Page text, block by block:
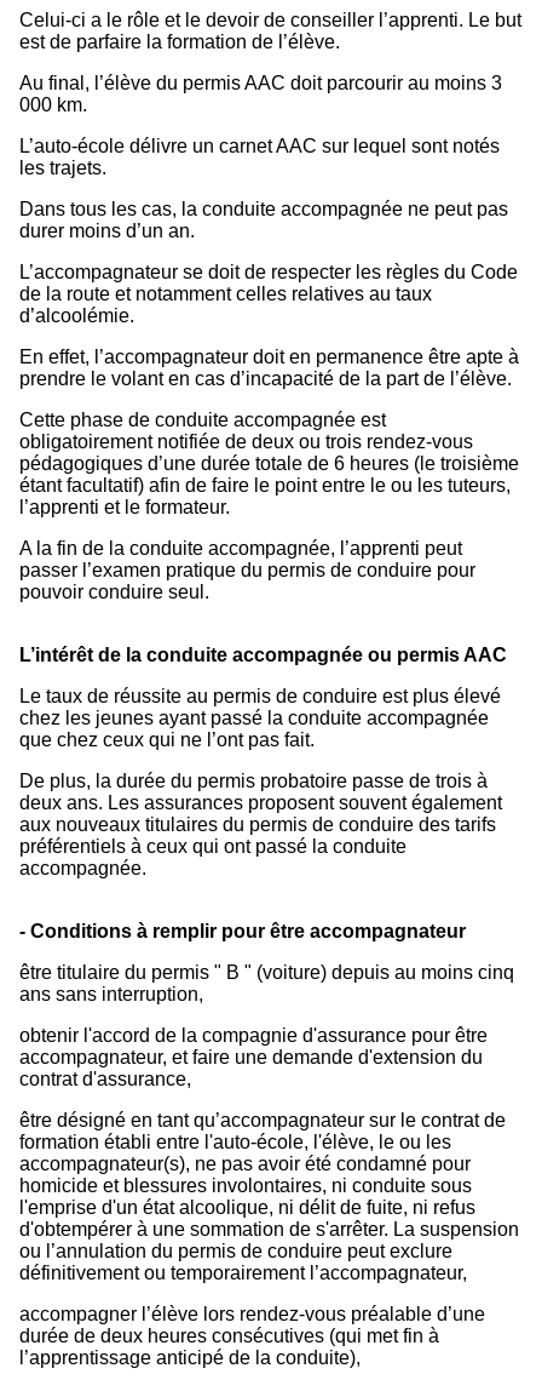
Celui-ci a le rôle et le devoir de conseiller l’apprenti. Le but
est de parfaire la formation de l’élève.
Au final, l’élève du permis AAC doit parcourir au moins 3
000 km.
L’auto-école délivre un carnet AAC sur lequel sont notés
les trajets.
Dans tous les cas, la conduite accompagnée ne peut pas
durer moins d’un an.
L’accompagnateur se doit de respecter les règles du Code
de la route et notamment celles relatives au taux
d’alcoolémie.
En effet, l’accompagnateur doit en permanence être apte à
prendre le volant en cas d’incapacité de la part de l’élève.
Cette phase de conduite accompagnée est
obligatoirement notifiée de deux ou trois rendez-vous
pédagogiques d’une durée totale de 6 heures (le troisième
étant facultatif) afin de faire le point entre le ou les tuteurs,
l’apprenti et le formateur.
A la fin de la conduite accompagnée, l’apprenti peut
passer l’examen pratique du permis de conduire pour
pouvoir conduire seul.
L’intérêt de la conduite accompagnée ou permis AAC
Le taux de réussite au permis de conduire est plus élevé
chez les jeunes ayant passé la conduite accompagnée
que chez ceux qui ne l’ont pas fait.
De plus, la durée du permis probatoire passe de trois à
deux ans. Les assurances proposent souvent également
aux nouveaux titulaires du permis de conduire des tarifs
préférentiels à ceux qui ont passé la conduite
accompagnée.
- Conditions à remplir pour être accompagnateur
être titulaire du permis " B " (voiture) depuis au moins cinq
ans sans interruption,
obtenir l'accord de la compagnie d'assurance pour être
accompagnateur, et faire une demande d'extension du
contrat d'assurance,
être désigné en tant qu’accompagnateur sur le contrat de
formation établi entre l'auto-école, l'élève, le ou les
accompagnateur(s), ne pas avoir été condamné pour
homicide et blessures involontaires, ni conduite sous
l'emprise d'un état alcoolique, ni délit de fuite, ni refus
d'obtempérer à une sommation de s'arrêter. La suspension
ou l’annulation du permis de conduire peut exclure
définitivement ou temporairement l’accompagnateur,
accompagner l’élève lors rendez-vous préalable d’une
durée de deux heures consécutives (qui met fin à
l’apprentissage anticipé de la conduite),